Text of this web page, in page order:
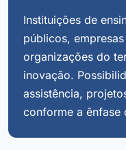
Instituições de
públicos,
organizações do
inovação.
assistência,
conforme a ênfase